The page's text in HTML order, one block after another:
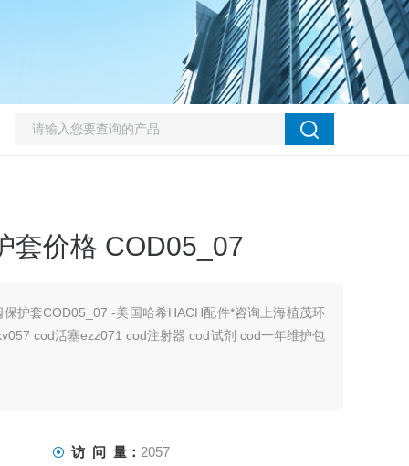
套价格 COD05_07
护套COD05_07 -美国哈希HACH配件*咨询上海植茂环
cod活塞ezz071 cod注射器 cod试剂 cod一年维护包
访 问 量： 2057